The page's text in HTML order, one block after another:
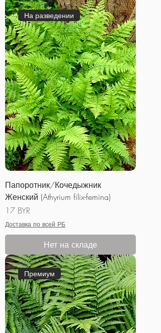
На разведении
Папоротник/Кочедыжник
Женский (Athyrium filix-femina)
Цена
17 BYR
Доставка по всей РБ
Нет на складе
Премиум